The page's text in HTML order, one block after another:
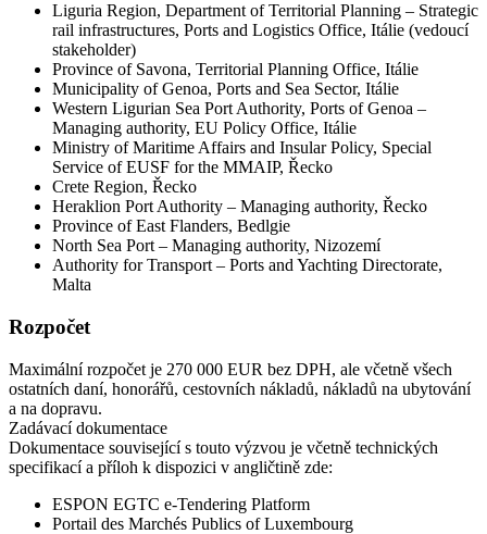
Liguria Region, Department of Territorial Planning – Strategic
rail infrastructures, Ports and Logistics Office, Itálie (vedoucí
stakeholder)
Province of Savona, Territorial Planning Office, Itálie
Municipality of Genoa, Ports and Sea Sector, Itálie
Western Ligurian Sea Port Authority, Ports of Genoa –
Managing authority, EU Policy Office, Itálie
Ministry of Maritime Affairs and Insular Policy, Special
Service of EUSF for the MMAIP, Řecko
Crete Region, Řecko
Heraklion Port Authority – Managing authority, Řecko
Province of East Flanders, Bedlgie
North Sea Port – Managing authority, Nizozemí
Authority for Transport – Ports and Yachting Directorate,
Malta
Rozpočet
Maximální rozpočet je 270 000 EUR bez DPH, ale včetně všech
ostatních daní, honorářů, cestovních nákladů, nákladů na ubytování
a na dopravu.
Zadávací dokumentace
Dokumentace související s touto výzvou je včetně technických
specifikací a příloh k dispozici v angličtině zde:
ESPON EGTC e-Tendering Platform
Portail des Marchés Publics of Luxembourg